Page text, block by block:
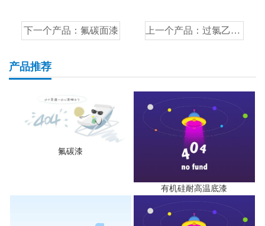
下一个产品： 氟碳面漆 上一个产品： 过氯乙烯底漆
产品推荐
氟碳漆
有机硅耐高温底漆